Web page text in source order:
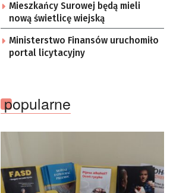
Mieszkańcy Surowej będą mieli
nową świetlicę wiejską
Ministerstwo Finansów uruchomiło
portal licytacyjny
popularne